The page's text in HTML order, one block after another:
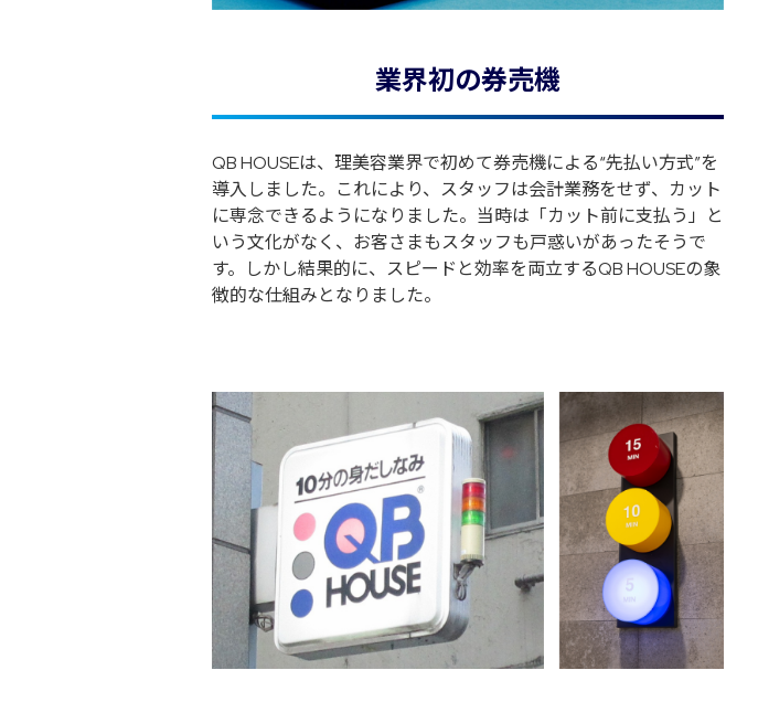
業界初の券売機
QB HOUSEは、理美容業界で初めて券売機による“先払い方式”を
導入しました。これにより、スタッフは会計業務をせず、カット
に専念できるようになりました。当時は「カット前に支払う」と
いう文化がなく、お客さまもスタッフも戸惑いがあったそうで
す。しかし結果的に、スピードと効率を両立するQB HOUSEの象
徴的な仕組みとなりました。